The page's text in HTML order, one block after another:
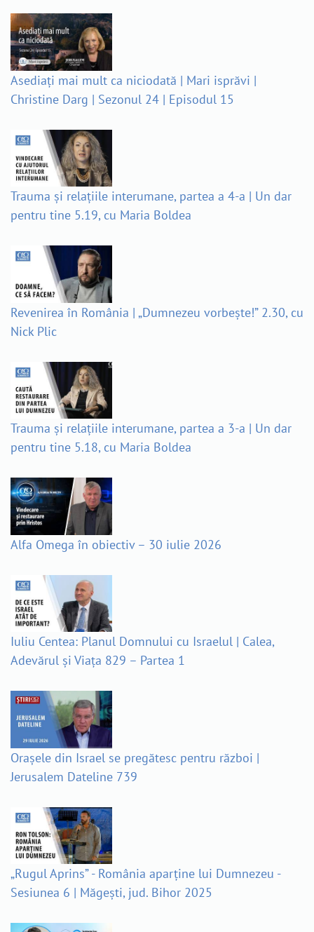
Asediați mai mult ca niciodată | Mari isprăvi |
Christine Darg | Sezonul 24 | Episodul 15
Trauma și relațiile interumane, partea a 4-a | Un dar
pentru tine 5.19, cu Maria Boldea
Revenirea în România | „Dumnezeu vorbește!” 2.30, cu
Nick Plic
Trauma și relațiile interumane, partea a 3-a | Un dar
pentru tine 5.18, cu Maria Boldea
Alfa Omega în obiectiv – 30 iulie 2026
Iuliu Centea: Planul Domnului cu Israelul | Calea,
Adevărul și Viața 829 – Partea 1
Orașele din Israel se pregătesc pentru război |
Jerusalem Dateline 739
„Rugul Aprins” - România aparține lui Dumnezeu -
Sesiunea 6 | Măgești, jud. Bihor 2025